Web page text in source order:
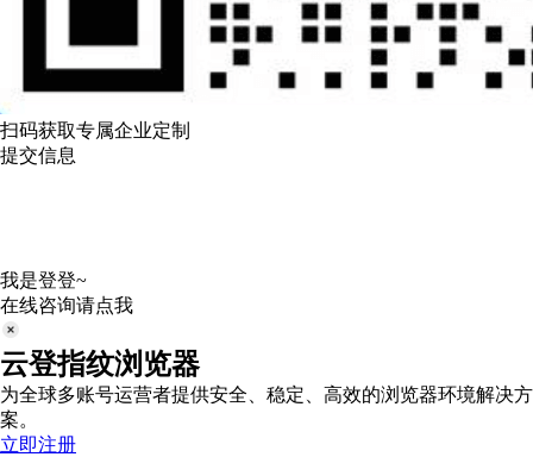
扫码获取专属企业定制
提交信息
我是登登~
在线咨询请点我
云登指纹浏览器
为全球多账号运营者提供安全、稳定、高效的浏览器环境解决方
案。
立即注册